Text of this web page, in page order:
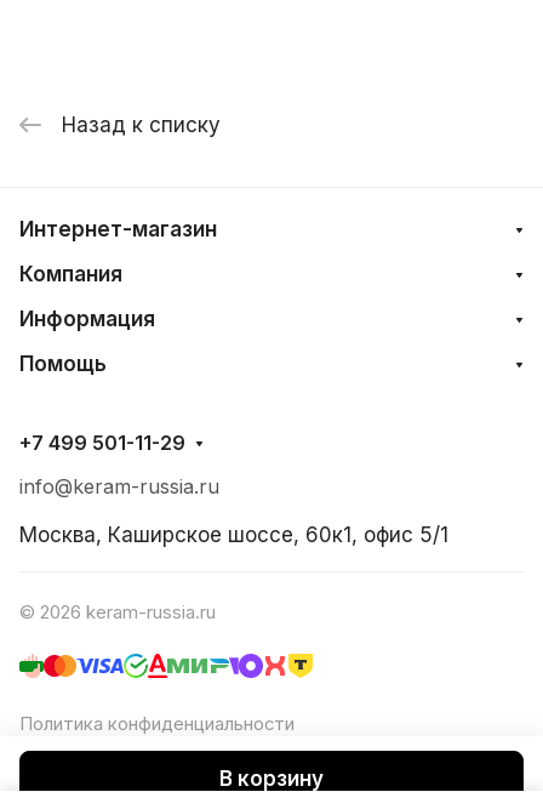
В корзину
Назад к списку
Интернет-магазин
Компания
Информация
Помощь
+7 499 501-11-29
info@keram-russia.ru
Москва, Каширское шоссе, 60к1, офис 5/1
© 2026 keram-russia.ru
Политика конфиденциальности
Согласие на обработку ПД